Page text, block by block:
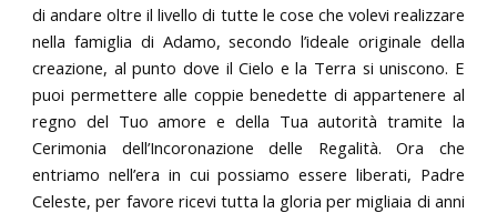
di andare oltre il livello di tutte le cose che volevi realizzare
nella famiglia di Adamo, secondo l’ideale originale della
creazione, al punto dove il Cielo e la Terra si uniscono. E
puoi permettere alle coppie benedette di appartenere al
regno del Tuo amore e della Tua autorità tramite la
Cerimonia dell’Incoronazione delle Regalità. Ora che
entriamo nell’era in cui possiamo essere liberati, Padre
Celeste, per favore ricevi tutta la gloria per migliaia di anni